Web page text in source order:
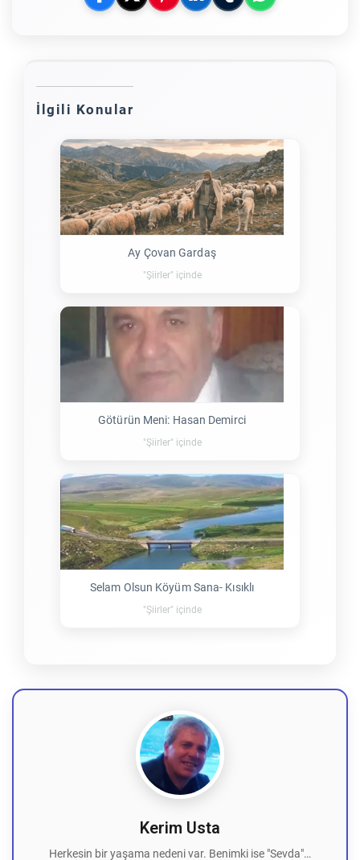
İlgili Konular
Ay Çovan Gardaş
"Şiirler" içinde
Götürün Meni: Hasan Demirci
"Şiirler" içinde
Selam Olsun Köyüm Sana- Kısıklı
"Şiirler" içinde
Kerim Usta
Herkesin bir yaşama nedeni var. Benimki ise "Sevda"…